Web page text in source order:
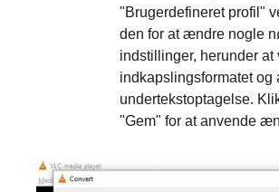
"Brugerdefineret profil"
den for at ændre nogle
indstillinger, herunder
indkapslingsformatet og
undertekstoptagelse.
"Gem" for at anvende